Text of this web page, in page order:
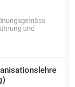
und